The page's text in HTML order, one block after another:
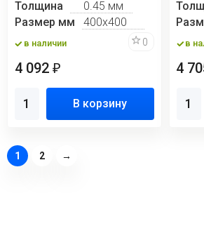
Толщина
0.45 мм
Размер мм
400х400
в наличии 0
4 092 ₽
В корзину
в
4
1 2 →